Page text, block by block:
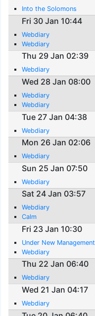
Into the Solomons
Fri 30 Jan 10:44
Webdiary
Webdiary
Thu 29 Jan 02:39
Webdiary
Wed 28 Jan 08:00
Webdiary
Webdiary
Tue 27 Jan 04:38
Webdiary
Mon 26 Jan 02:06
Webdiary
Sun 25 Jan 07:50
Webdiary
Sat 24 Jan 03:57
Webdiary
Calm
Fri 23 Jan 10:30
Under New Management
Webdiary
Thu 22 Jan 06:40
Webdiary
Wed 21 Jan 04:17
Webdiary